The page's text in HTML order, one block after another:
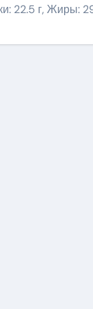
22.5 г, Жиры: